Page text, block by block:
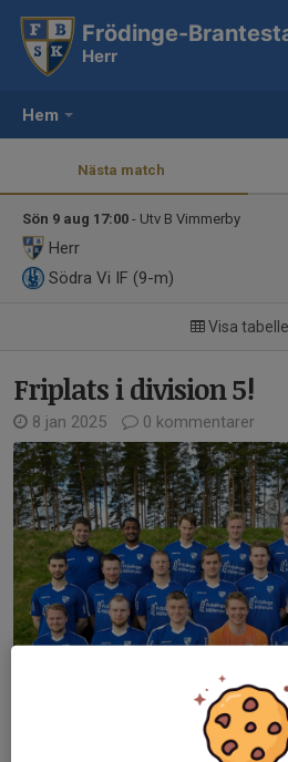
Hem
Frödinge-
Herr
Nästa match
Sön 9 aug 17:00 - Utv B Vimmerby
Herr
Södra Vi IF (9-m)
Visa
Friplats i division 5!
8 jan 2025 0 kommentarer